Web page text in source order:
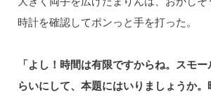
時計を確認してポンっと手を打った。
「よし！時間は有限ですからね。スモ
らいにして、本題にはいりましょうか